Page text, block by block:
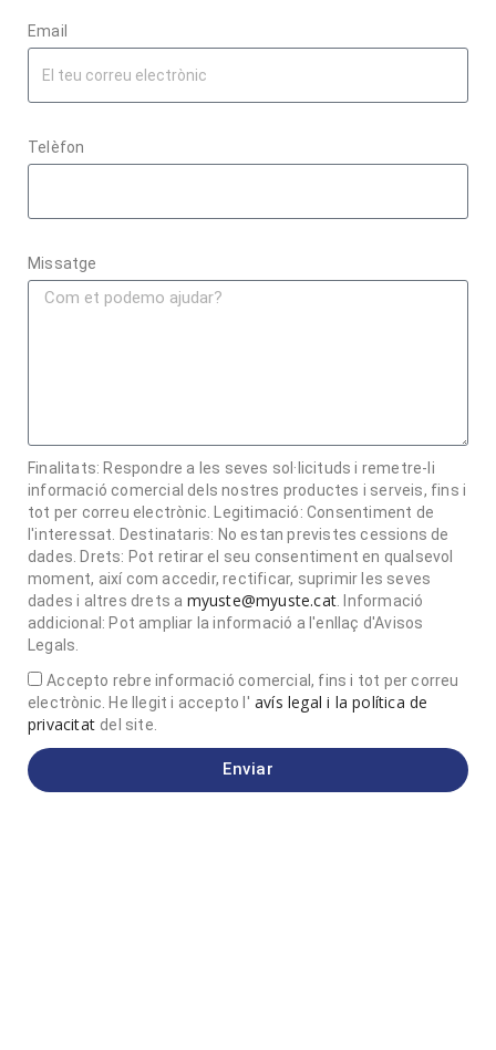
Email
Telèfon
Missatge
Finalitats: Respondre a les seves sol·licituds i remetre-li
informació comercial dels nostres productes i serveis, fins i
tot per correu electrònic. Legitimació: Consentiment de
l'interessat. Destinataris: No estan previstes cessions de
dades. Drets: Pot retirar el seu consentiment en qualsevol
moment, així com accedir, rectificar, suprimir les seves
dades i altres drets a myuste@myuste.cat . Informació
addicional: Pot ampliar la informació a l'enllaç d'Avisos
Legals.
Accepto rebre informació comercial, fins i tot per correu
electrònic. He llegit i accepto l' avís legal i la política de
privacitat del site.
Enviar